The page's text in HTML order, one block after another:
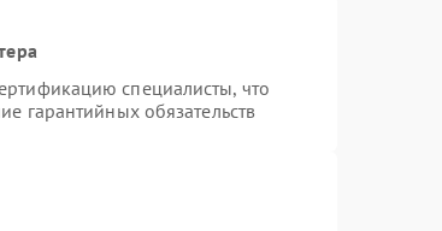
специалисты, что
гарантийных обязательств